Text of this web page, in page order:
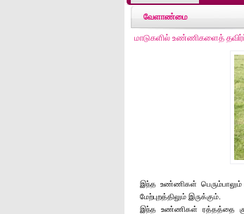
வேளாண்மை
மாடுகளில் உண்ணிகளைத்
இந்த உண்ணிகள் பெரும்பாலும்
மேற்புறத்திலும் இருக்கும்.
இந்த உண்ணிகள் ரத்தத்தை